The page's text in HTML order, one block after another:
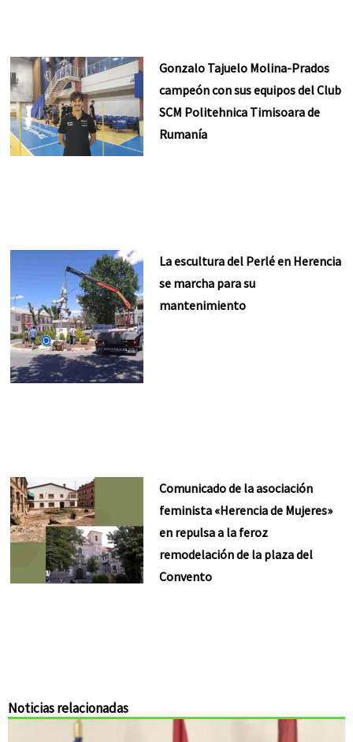
Gonzalo Tajuelo Molina-Prados
campeón con sus equipos del Club
SCM Politehnica Timisoara de
Rumanía
La escultura del Perlé en Herencia
se marcha para su
mantenimiento
Comunicado de la asociación
feminista «Herencia de Mujeres»
en repulsa a la feroz
remodelación de la plaza del
Convento
Noticias relacionadas